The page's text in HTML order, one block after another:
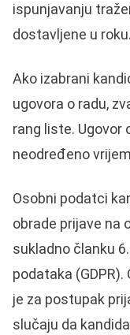
ispunjavanju
dostavljene u roku.
Ako izabrani
ugovora o radu,
rang liste. Ugovor
neodređeno
Osobni podatci
obrade prijave na
sukladno članku
podataka
je za postupak
slučaju da